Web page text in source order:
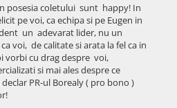
posesia coletului sunt happy! In
pe voi, ca echipa si pe Eugen in
un adevarat lider, nu un
voi, de calitate si arata la fel ca in
vorbi cu drag despre voi,
si mai ales despre ce
PR-ul Borealy ( pro bono )